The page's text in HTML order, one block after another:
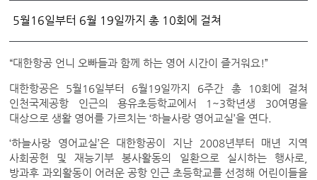
5월16일부터 6월 19일까지 총 10회에 걸쳐
“대한항공 언니 오빠들과 함께 하는 영어 시간이 즐거워요!”
대한항공은 5월16일부터 6월19일까지 6주간 총 10회에 걸쳐
인천국제공항 인근의 용유초등학교에서 1~3학년생 30여명을
대상으로 생활 영어를 가르치는 ‘하늘사랑 영어교실’을 연다.
‘하늘사랑 영어교실’은 대한항공이 지난 2008년부터 매년 지역
사회공헌 및 재능기부 봉사활동의 일환으로 실시하는 행사로,
방과후 과외활동이 어려운 공항 인근 초등학교를 선정해 어린이들을